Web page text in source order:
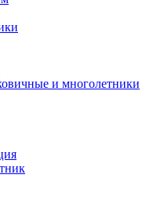
и многолетники